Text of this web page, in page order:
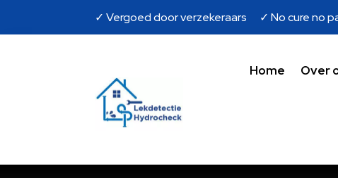
✓ Vergoed door verzekeraars ✓ No cure no
Home Over